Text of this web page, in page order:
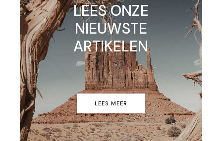
LEES ONZE
NIEUWSTE
ARTIKELEN
LEES MEER